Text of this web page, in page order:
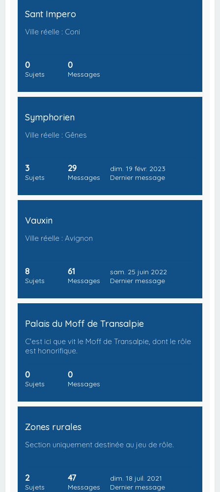
Sant Impero
Ville réelle : Coni
0
Sujets
0
Messages
Symphorien
Ville réelle : Gênes
3
Sujets
29
Messages
dim. 19 févr. 2023
Dernier message
Vauxin
Ville réelle : Avignon
8
Sujets
61
Messages
sam. 25 juin 2022
Dernier message
Palais du Moff de Transalpie
C'est ici que vit le Moff de Transalpie, dont le rôle
est honorifique.
0
Sujets
0
Messages
Zones rurales
Section uniquement destinée au jeu de rôle.
2
Sujets
47
Messages
dim. 18 juil. 2021
Dernier message